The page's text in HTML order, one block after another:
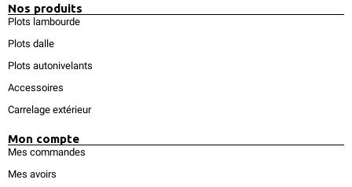
Nos produits
Plots lambourde
Plots dalle
Plots autonivelants
Accessoires
Carrelage extérieur
Mon compte
Mes commandes
Mes avoirs